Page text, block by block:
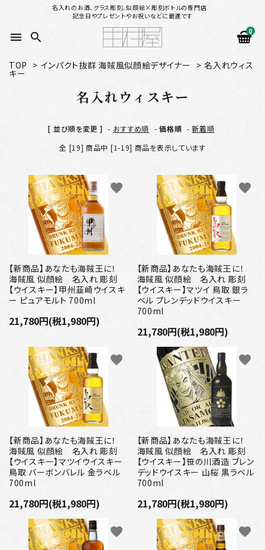
名入れのお酒、グラス彫刻、似顔絵×彫刻ボトルの専門店
記念日やプレゼントやお祝いなどに最適です
menu search 0
名入れ（縦書き）から選ぶ
名入れ（横書き）から選ぶ
配送方法
お支払方法
プライバシーポリシー
特定商取引法について
お問い合わせ
TOP > インパクト抜群 海賊風似顔絵デザイナー > 名入れウィス
キー
名入れウィスキー
[ 並び順を変更 ] - おすすめ順 -価格順 -新着順
全 [19] 商品中 [1-19] 商品を表示しています
【新商品】あなたも海賊王に！
海賊風 似顔絵 名入れ 彫刻
【ウイスキー】甲州韮崎ウイスキ
ー ピュアモルト 700ml
21,780円(税1,980円)
favorite
【新商品】あなたも海賊王に！
海賊風 似顔絵 名入れ 彫刻
【ウイスキー】マツイ 鳥取 銀ラ
ベル ブレンデッドウイスキー
700ml
21,780円(税1,980円)
favorite
【新商品】あなたも海賊王に！
海賊風 似顔絵 名入れ 彫刻
【ウイスキー】マツイウイスキー
鳥取 バーボンバレル 金ラベル
700ml
21,780円(税1,980円)
favorite
【新商品】あなたも海賊王に！
海賊風 似顔絵 名入れ 彫刻
【ウイスキー】笹の川酒造 ブレン
デッドウイスキー 山桜 黒ラベル
700ml
21,780円(税1,980円)
favorite
favorite favorite